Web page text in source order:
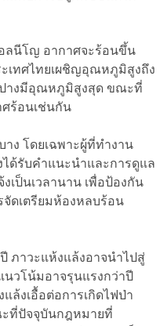
อลนีโญ อากาศจะร้อนขึ้น
เทศไทยเผชิญอุณหภูมิสูงถึง
ปางมีอุณหภูมิสูงสุด ขณะที่
ร้อนเช่นกัน
าง โดยเฉพาะผู้ที่ทำงาน
ได้รับคำแนะนำและการดูแล
เป็นเวลานาน เพื่อป้องกัน
ดเตรียมห้องหลบร้อน
ภาวะแห้งแล้งอาจนำไปสู่
วโน้มอาจรุนแรงกว่าปี
ล้งเอื้อต่อการเกิดไฟป่า
ที่ปัจจุบันกฎหมายที่